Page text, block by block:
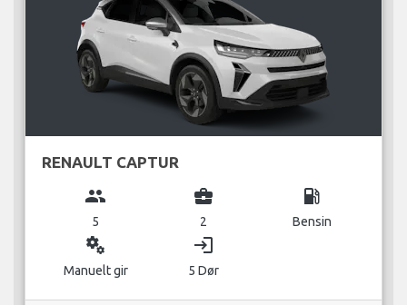
RENAULT CAPTUR
group
5
business_center
2
local_gas_station
Bensin
miscellaneous_services
Manuelt gir
login
5 Dør